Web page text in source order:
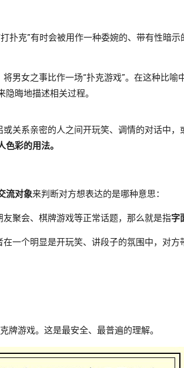
扑克”有时会被用作一种委婉的、带有性暗
将男女之事比作一场“扑克游戏”。在这种比喻
晦地描述相关过程。
或关系亲密的人之间开玩笑、调情的对话中，
彩的用法。
流对象来判断对方想表达的是哪种意思：
聚会、棋牌游戏等正常话题，那么就是指字
一个明显是开玩笑、讲段子的氛围中，对方
牌游戏。这是最安全、最普遍的理解。